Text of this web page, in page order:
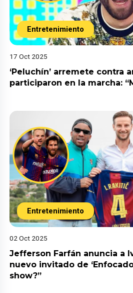
Entretenimiento
17 Oct 2025
‘Peluchín’ arremete contra
participaron en la marcha:
Entretenimiento
02 Oct 2025
Jefferson Farfán anuncia a
nuevo invitado de
show?”